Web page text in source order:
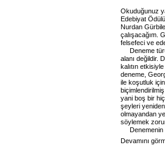
Okuduğunuz
Edebiyat
Nurdan
çalışacağım.
felsefeci ve
Deneme
alanı değildir.
kalıtın
deneme,
ile koşutluk
yani boş bir
şeyleri
olmayandan
söylemek
Devamını